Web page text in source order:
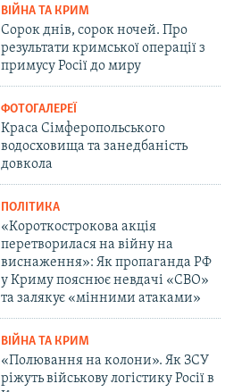
ВІЙНА ТА КРИМ
Сорок днів, сорок ночей. Про
результати кримської операції з
примусу Росії до миру
ФОТОГАЛЕРЕЇ
Краса Сімферопольського
водосховища та занедбаність
довкола
ПОЛІТИКА
«Короткострокова акція
перетворилася на війну на
виснаження»: Як пропаганда РФ
у Криму пояснює невдачі «СВО»
та залякує «мінними атаками»
ВІЙНА ТА КРИМ
«Полювання на колони». Як ЗСУ
ріжуть військову логістику Росії в